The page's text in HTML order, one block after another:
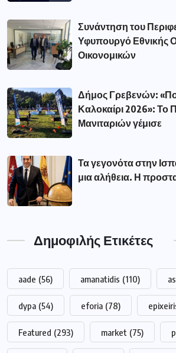
Συνάντηση του
Υφυπουργό Εθνικής
Οικονομικών
Δήμος Γρεβενών:
Καλοκαίρι 2026»: Το
Μανιταριών γέμισε
Τα γεγονότα στην
μια αλήθεια. Η
Δημοφιλής Ετικέτες
aade (56) amanatidis (110)
dypa (54) eforia (78)
Featured (293) market (75)